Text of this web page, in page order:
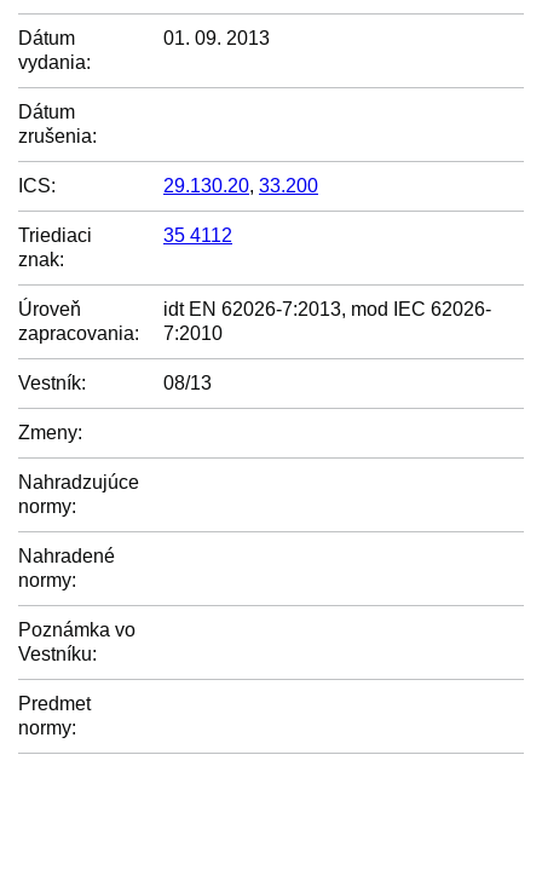
Dátum
vydania:
01. 09. 2013
Dátum
zrušenia:
ICS: 29.130.20, 33.200
Triediaci
znak:
35 4112
Úroveň
zapracovania:
idt EN 62026-7:2013, mod IEC 62026-
7:2010
Vestník: 08/13
Zmeny:
Nahradzujúce
normy:
Nahradené
normy:
Poznámka vo
Vestníku:
Predmet
normy: